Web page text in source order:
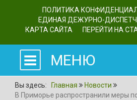
ПОЛИТИКА
ЕДИНАЯ ДЕЖУРНО-
КАРТА САЙТА
ПЕРЕЙТИ НА
МЕНЮ
Вы здесь: Главная
Новости
В Приморье распространили меры